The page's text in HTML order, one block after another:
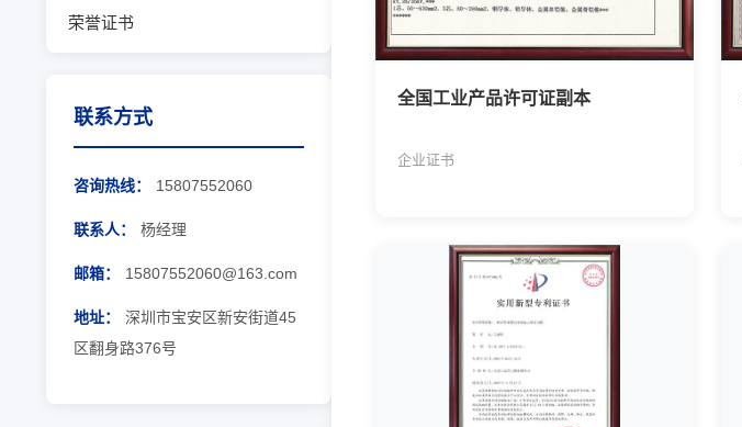
荣誉证书
联系方式
咨询热线： 15807552060
联系人： 杨经理
邮箱： 15807552060@163.com
地址：
深圳市宝安区新安街道45
区翻身路376号
全国工业产品许可证副本
企业证书